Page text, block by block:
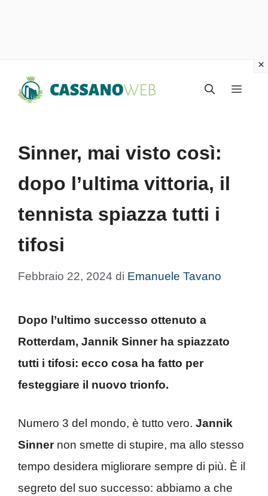
Menu
Sinner, mai visto così:
dopo l’ultima vittoria, il
tennista spiazza tutti i
tifosi
Febbraio 22, 2024 di Emanuele Tavano
Dopo l’ultimo successo ottenuto a
Rotterdam, Jannik Sinner ha spiazzato
tutti i tifosi: ecco cosa ha fatto per
festeggiare il nuovo trionfo.
Numero 3 del mondo, è tutto vero. Jannik
Sinnernon smette di stupire, ma allo stesso
tempo desidera migliorare sempre di più. È il
segreto del suo successo: abbiamo a che